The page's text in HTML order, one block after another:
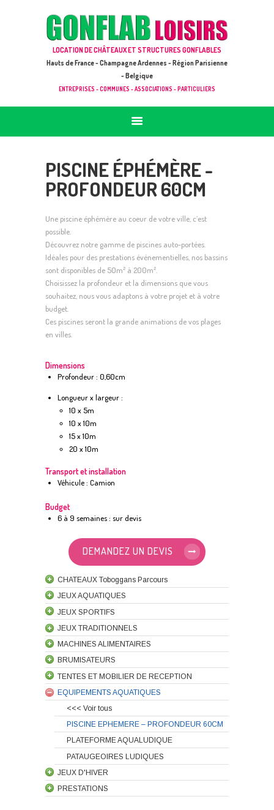
LOCATION DE CHÂTEAUX ET STRUCTURES GONFLABLES
Hauts de France - Champagne Ardennes - Région Parisienne
- Belgique
ENTREPRISES - COMMUNES - ASSOCIATIONS - PARTICULIERS
GONFLAB LOISIRS
ACCUEIL
JEUX À LOUER & PRESTATIONS
CATALOGUE / TARIF
DEMANDE DE DEVIS (SOUS 24H)
PISCINE ÉPHÉMÈRE -
PROFONDEUR 60CM
Une piscine éphémère au coeur de votre ville, c’est
possible.
Découvrez notre gamme de piscines auto-portées.
Idéales pour des prestations événementielles, nos bassins
sont disponibles de 50m² à 200m².
Choisissez la profondeur et la dimensions que vous
souhaitez, nous vous adaptons à votre projet et à votre
budget.
Ces piscines seront la grande animations de vos plages
en villes.
Dimensions
Profondeur : 0,60cm
Longueur x largeur :
10 x 5m
10 x 10m
15 x 10m
20 x 10m
Transport et installation
Véhicule : Camion
Budget
6 à 9 semaines : sur devis
DEMANDEZ UN DEVIS
CHATEAUX Toboggans Parcours
JEUX AQUATIQUES
JEUX SPORTIFS
JEUX TRADITIONNELS
MACHINES ALIMENTAIRES
BRUMISATEURS
TENTES ET MOBILIER DE RECEPTION
EQUIPEMENTS AQUATIQUES
<<< Voir tous
PISCINE EPHEMERE – PROFONDEUR 60CM
PLATEFORME AQUALUDIQUE
PATAUGEOIRES LUDIQUES
JEUX D'HIVER
PRESTATIONS